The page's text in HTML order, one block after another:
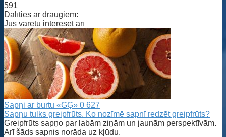
591
Dalīties ar draugiem:
Jūs varētu interesēt arī
Sapņi ar burtu «GĢ» 0 627
Sapņu tulks greipfrūts. Ko nozīmē sapnī redzēt greipfrūts?
Greipfrūts sapņo par labām ziņām un jaunām perspektīvām.
Arī šāds sapnis norāda uz kļūdu.